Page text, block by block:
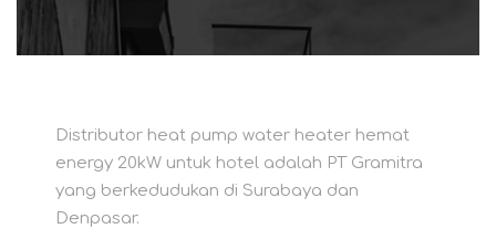
Distributor heat pump water heater hemat
energy 20kW untuk hotel adalah PT Gramitra
yang berkedudukan di Surabaya dan
Denpasar.